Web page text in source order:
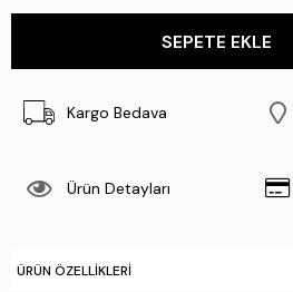
Kargo Bedava
Ürün Detayları
ÜRÜN ÖZELLIKLERI